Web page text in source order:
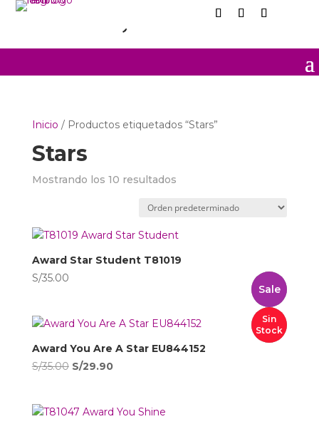
Inicio / Productos etiquetados “Stars”
Stars
Mostrando los 10 resultados
Award Star Student T81019
S/35.00
Sale
Sin
Stock
Award You Are A Star EU844152
S/35.00 El
era:
S/29.90El
es: